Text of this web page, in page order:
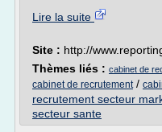
Lire la suite
Site : http://
Thèmes liés : cabinet de
cabinet de recrutement/
recrutement secteur
secteur sante